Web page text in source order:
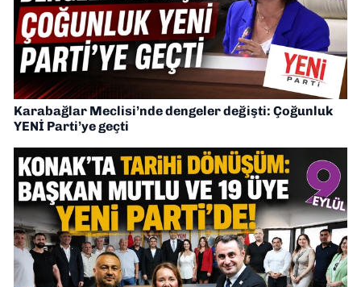
Karabağlar Meclisi’nde dengeler değişti: Çoğunluk
YENİ Parti’ye geçti